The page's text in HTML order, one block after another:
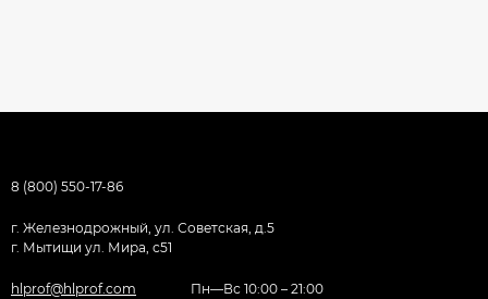
8 (800) 550-17-86
г. Железнодрожный, ул. Советская, д.5
г. Мытищи ул. Мира, с51
hlprof@hlprof.com Пн—Вс 10:00 – 21:00